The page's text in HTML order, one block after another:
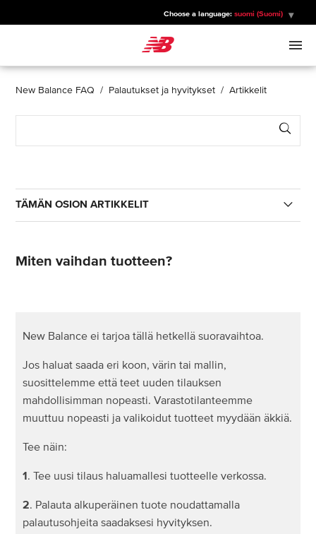
Choose a language: suomi (Suomi)
MIEHET
URHEILU
New Balance FAQ Palautukset ja hyvitykset Artikkelit
TÄMÄN OSION ARTIKKELIT
tuotteen New Balance?
Miten hyvitys maksetaan, jos ostotili tai -kortti on
suljettu?
palauttaa New Balance?
Voinko palauttaa tuotteen myymälään, jos ostin sen
Miten vaihdan tuotteen?
New Balance ei tarjoa tällä hetkellä suoravaihtoa.
Jos haluat saada eri koon, värin tai mallin,
suosittelemme että teet uuden tilauksen
mahdollisimman nopeasti. Varastotilanteemme
muuttuu nopeasti ja valikoidut tuotteet myydään äkkiä.
Tee näin:
1. Tee uusi tilaus haluamallesi tuotteelle verkossa.
2. Palauta alkuperäinen tuote noudattamalla
palautusohjeita saadaksesi hyvityksen.